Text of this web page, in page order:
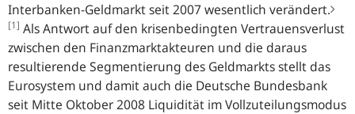
Interbanken-Geldmarkt seit 2007 wesentlich verändert.
[1] Als Antwort auf den krisenbedingten Vertrauensverlust
zwischen den Finanzmarktakteuren und die daraus
resultierende Segmentierung des Geldmarkts stellt das
Eurosystem und damit auch die Deutsche Bundesbank
seit Mitte Oktober 2008 Liquidität im Vollzuteilungsmodus